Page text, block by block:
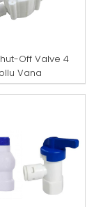
Off Valve 4
Vana